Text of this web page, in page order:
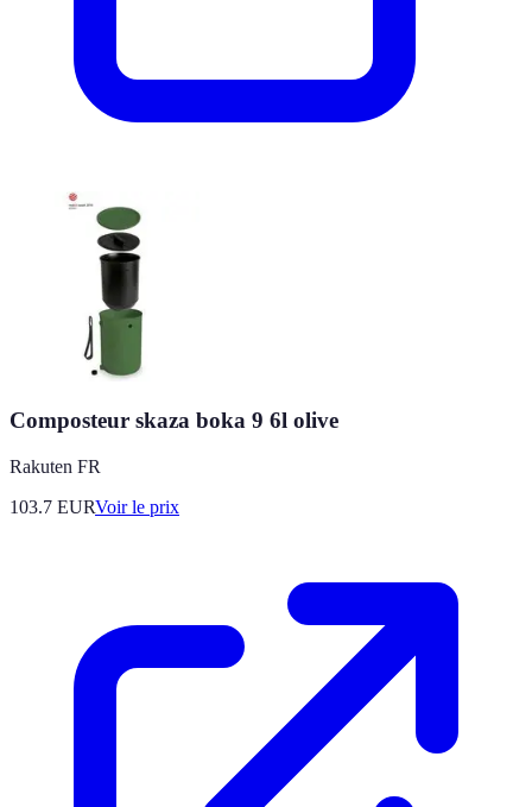
Composteur skaza boka 9 6l olive
Rakuten FR
103.7 EURVoir le prix